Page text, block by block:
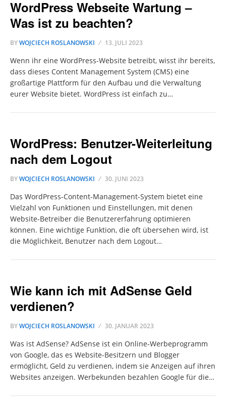
WordPress Webseite Wartung –
Was ist zu beachten?
BYWOJCIECH ROSLANOWSKI 13. JULI 2023
Wenn ihr eine WordPress-Website betreibt, wisst ihr bereits,
dass dieses Content Management System (CMS) eine
großartige Plattform für den Aufbau und die Verwaltung
eurer Website bietet. WordPress ist einfach zu…
WordPress: Benutzer-Weiterleitung
nach dem Logout
BYWOJCIECH ROSLANOWSKI 30. JUNI 2023
Das WordPress-Content-Management-System bietet eine
Vielzahl von Funktionen und Einstellungen, mit denen
Website-Betreiber die Benutzererfahrung optimieren
können. Eine wichtige Funktion, die oft übersehen wird, ist
die Möglichkeit, Benutzer nach dem Logout…
Wie kann ich mit AdSense Geld
verdienen?
BYWOJCIECH ROSLANOWSKI 30. JANUAR 2023
Was ist AdSense? AdSense ist ein Online-Werbeprogramm
von Google, das es Website-Besitzern und Blogger
ermöglicht, Geld zu verdienen, indem sie Anzeigen auf ihren
Websites anzeigen. Werbekunden bezahlen Google für die…